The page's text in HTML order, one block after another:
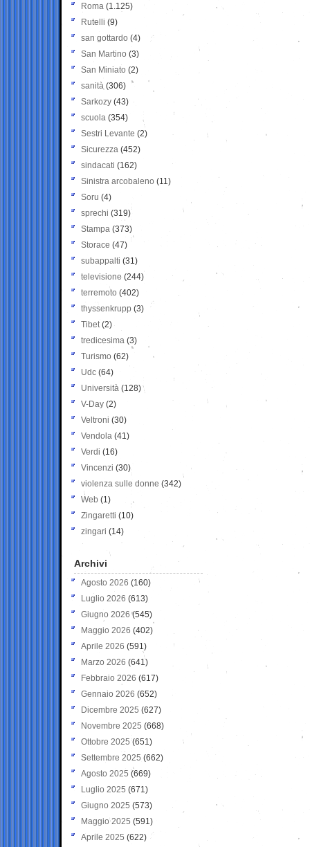
Roma (1.125)
Rutelli (9)
san gottardo (4)
San Martino (3)
San Miniato (2)
sanità (306)
Sarkozy (43)
scuola (354)
Sestri Levante (2)
Sicurezza (452)
sindacati (162)
Sinistra arcobaleno (11)
Soru (4)
sprechi (319)
Stampa (373)
Storace (47)
subappalti (31)
televisione(244)
terremoto (402)
thyssenkrupp (3)
Tibet(2)
tredicesima (3)
Turismo (62)
Udc (64)
Università (128)
V-Day (2)
Veltroni (30)
Vendola (41)
Verdi (16)
Vincenzi (30)
violenza sulle donne (342)
Web (1)
Zingaretti (10)
zingari (14)
Archivi
Agosto 2026 (160)
Luglio 2026 (613)
Giugno 2026 (545)
Maggio 2026 (402)
Aprile 2026 (591)
Marzo 2026 (641)
Febbraio 2026 (617)
Gennaio 2026 (652)
Dicembre 2025 (627)
Novembre 2025 (668)
Ottobre 2025 (651)
Settembre 2025 (662)
Agosto 2025 (669)
Luglio 2025 (671)
Giugno 2025 (573)
Maggio 2025 (591)
Aprile 2025 (622)